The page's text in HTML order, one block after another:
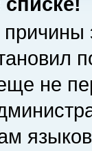
не